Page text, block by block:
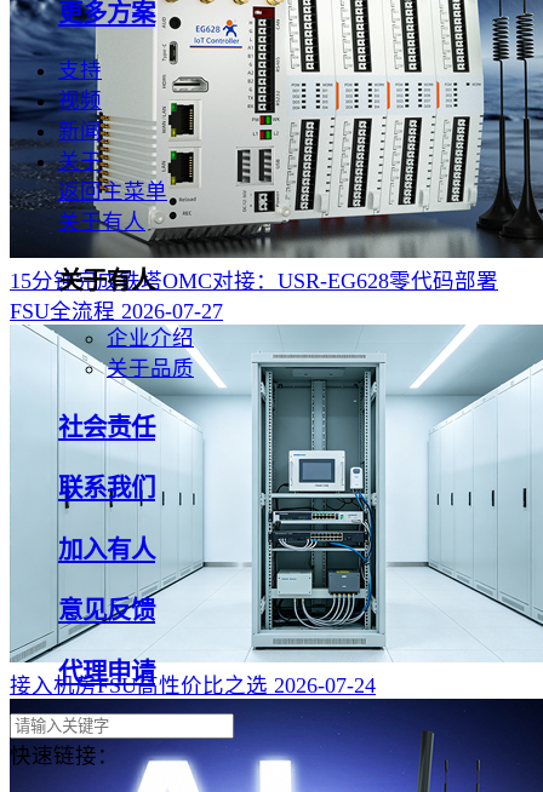
更多方案
支持
视频
新闻
关于
返回主菜单
关于有人
关于有人
企业介绍
关于品质
社会责任
联系我们
加入有人
意见反馈
代理申请
快速链接：
15分钟完成铁塔OMC对接：USR-EG628零代码部署
FSU全流程‌ 2026-07-27
接入机房FSU高性价比之选 2026-07-24